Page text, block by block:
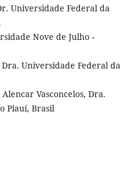
Universidade Federal da
Nove de Julho -
Universidade Federal da
Vasconcelos, Dra.
Piauí, Brasil